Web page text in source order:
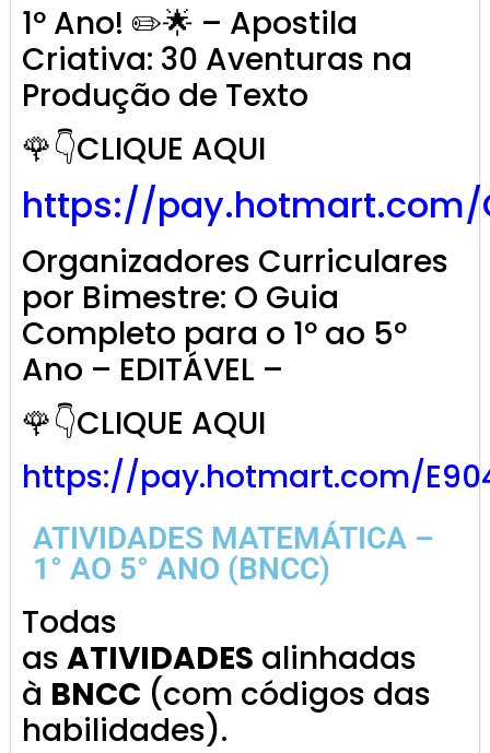
1º Ano! ✏️🌟 – Apostila
Criativa: 30 Aventuras na
Produção de Texto
🌹👇CLIQUE AQUI
https://pay.hotmart.com/
Organizadores Curriculares
por Bimestre: O Guia
Completo para o 1º ao 5º
Ano – EDITÁVEL –
🌹👇CLIQUE AQUI
https://pay.hotmart.com/
ATIVIDADES MATEMÁTICA –
1° AO 5° ANO (BNCC)
Todas
as ATIVIDADES alinhadas
à BNCC (com códigos das
habilidades).